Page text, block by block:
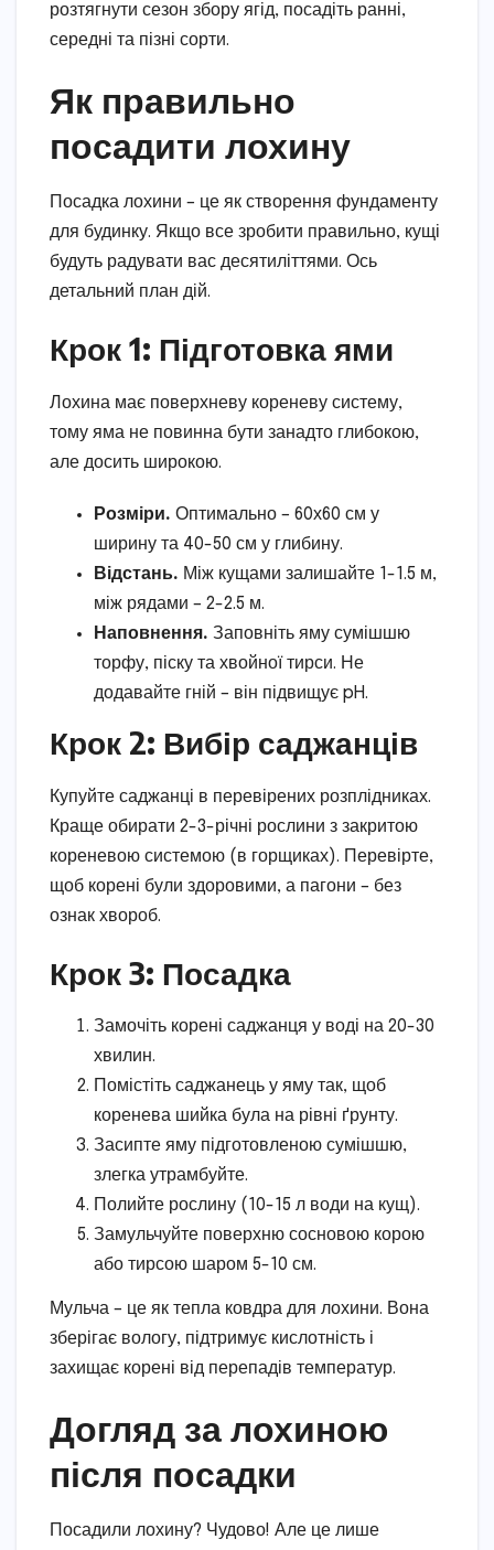
розтягнути сезон збору ягід, посадіть ранні,
середні та пізні сорти.
Як правильно
посадити лохину
Посадка лохини – це як створення фундаменту
для будинку. Якщо все зробити правильно, кущі
будуть радувати вас десятиліттями. Ось
детальний план дій.
Крок 1: Підготовка ями
Лохина має поверхневу кореневу систему,
тому яма не повинна бути занадто глибокою,
але досить широкою.
Розміри. Оптимально – 60х60 см у
ширину та 40-50 см у глибину.
Відстань. Між кущами залишайте 1-1.5 м,
між рядами – 2-2.5 м.
Наповнення. Заповніть яму сумішшю
торфу, піску та хвойної тирси. Не
додавайте гній – він підвищує pH.
Крок 2: Вибір саджанців
Купуйте саджанці в перевірених розплідниках.
Краще обирати 2-3-річні рослини з закритою
кореневою системою (в горщиках). Перевірте,
щоб корені були здоровими, а пагони – без
ознак хвороб.
Крок 3: Посадка
Замочіть корені саджанця у воді на 20-30
хвилин.
Помістіть саджанець у яму так, щоб
коренева шийка була на рівні ґрунту.
Засипте яму підготовленою сумішшю,
злегка утрамбуйте.
Полийте рослину (10-15 л води на кущ).
Замульчуйте поверхню сосновою корою
або тирсою шаром 5-10 см.
Мульча – це як тепла ковдра для лохини. Вона
зберігає вологу, підтримує кислотність і
захищає корені від перепадів температур.
Догляд за лохиною
після посадки
Посадили лохину? Чудово! Але це лише